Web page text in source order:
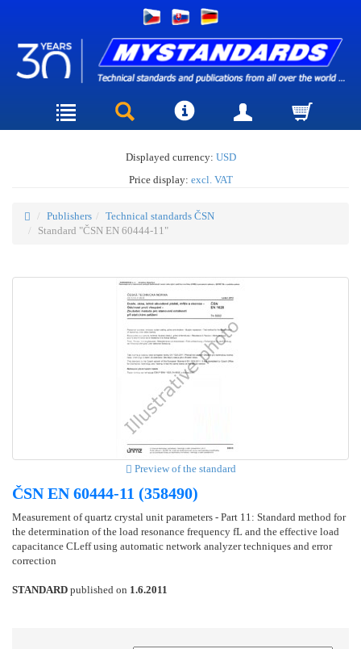
Displayed currency: USD
Price display: excl. VAT
Publishers
Technical standards ČSN
Standard "ČSN EN 60444-11"
Preview of the standard
ČSN EN 60444-11 (358490)
Measurement of quartz crystal unit parameters - Part 11: Standard method for
the determination of the load resonance frequency fL and the effective load
capacitance CLeff using automatic network analyzer techniques and error
correction
STANDARD published on 1.6.2011